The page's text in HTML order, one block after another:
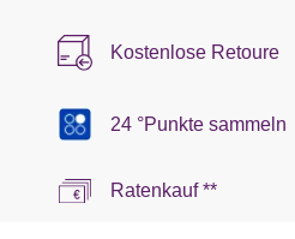
Kostenlose Retoure
24 °Punkte sammeln
Ratenkauf **